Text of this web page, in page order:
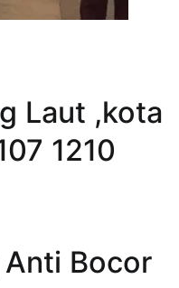
Laut ,kota
1210
Bocor